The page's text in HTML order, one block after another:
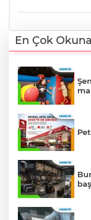
En Çok